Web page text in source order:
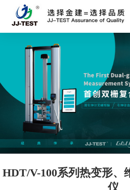
HDT/V-100系列热变形、
仪